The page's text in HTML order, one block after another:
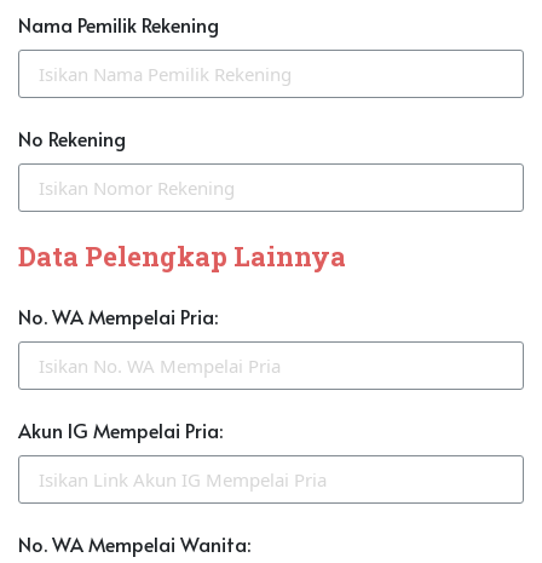
Nama Pemilik Rekening
No Rekening
Data Pelengkap Lainnya
No. WA Mempelai Pria:
Akun IG Mempelai Pria:
No. WA Mempelai Wanita: